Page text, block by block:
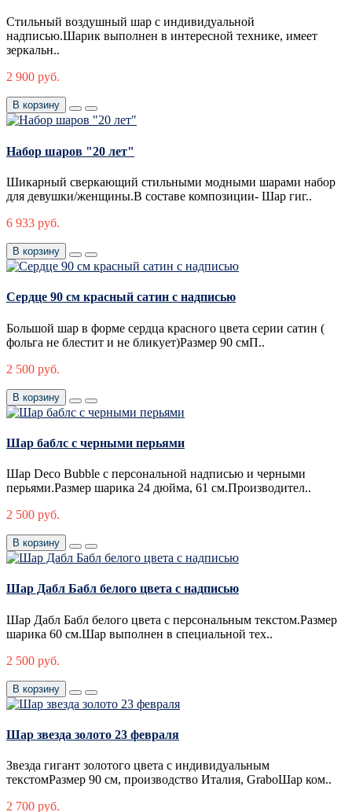
Стильный воздушный шар с индивидуальной
надписью.Шарик выполнен в интересной технике, имеет
зеркальн..
2 900 руб.
В корзину
Набор шаров "20 лет"
Шикарный сверкающий стильными модными шарами набор
для девушки/женщины.В составе композиции- Шар гиг..
6 933 руб.
В корзину
Сердце 90 см красный сатин с надписью
Большой шар в форме сердца красного цвета серии сатин (
фольга не блестит и не бликует)Размер 90 смП..
2 500 руб.
В корзину
Шар баблс с черными перьями
Шар Deco Bubble c персональной надписью и черными
перьями.Размер шарика 24 дюйма, 61 см.Производител..
2 500 руб.
В корзину
Шар Дабл Бабл белого цвета с надписью
Шар Дабл Бабл белого цвета с персональным текстом.Размер
шарика 60 см.Шар выполнен в специальной тех..
2 500 руб.
В корзину
Шар звезда золото 23 февраля
Звезда гигант золотого цвета с индивидуальным
текстомРазмер 90 см, производство Италия, GraboШар ком..
2 700 руб.